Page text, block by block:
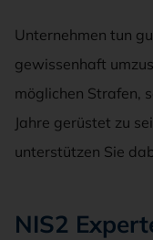
Unternehmen tun
gewissenhaft
möglichen Strafen,
Jahre gerüstet zu
unterstützen Sie
NIS2